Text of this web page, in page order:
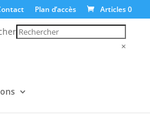
Plan d’accès Articles 0
×